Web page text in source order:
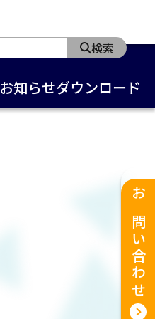
検索
お知らせダウンロード
お問い合わせ